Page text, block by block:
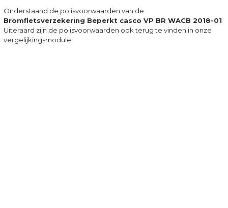
Onderstaand de polisvoorwaarden van de
Bromfietsverzekering Beperkt casco VP BR WACB 2018-01
Uiteraard zijn de polisvoorwaarden ook terug te vinden in onze
vergelijkingsmodule.